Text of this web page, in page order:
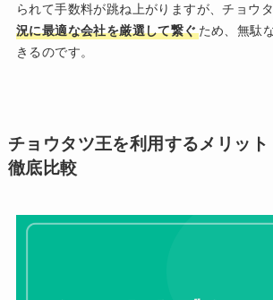
られて手数料が跳ね上がりますが、チョウ
況に最適な会社を厳選して繋ぐため、無駄
きるのです。
チョウタツ王を利用するメリッ
徹底比較